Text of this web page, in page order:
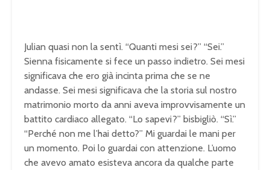
Julian quasi non la sentì. “Quanti mesi sei?” “Sei.”
Sienna fisicamente si fece un passo indietro. Sei mesi
significava che ero già incinta prima che se ne
andasse. Sei mesi significava che la storia sul nostro
matrimonio morto da anni aveva improvvisamente un
battito cardiaco allegato. “Lo sapevi?” bisbigliò. “Sì.”
“Perché non me l’hai detto?” Mi guardai le mani per
un momento. Poi lo guardai con attenzione. L’uomo
che avevo amato esisteva ancora da qualche parte